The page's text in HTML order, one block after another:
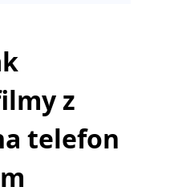
z
telefon